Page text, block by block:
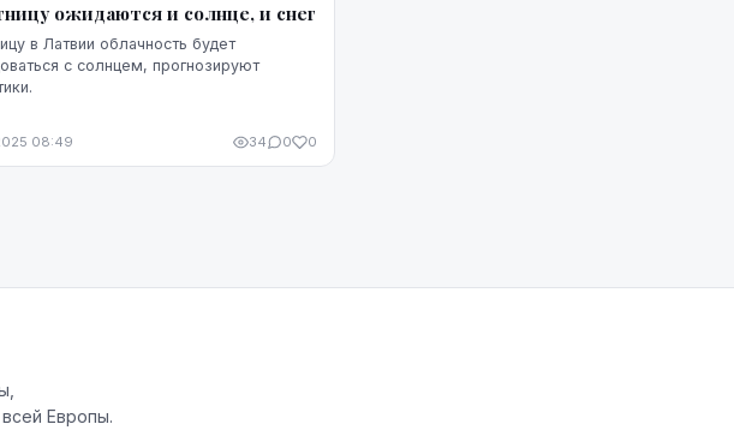
ожидаются и солнце, и снег
в Латвии облачность будет
с солнцем, прогнозируют
08:49 34 0 0
Европы.